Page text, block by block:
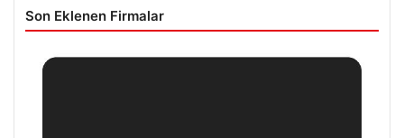
Son Eklenen Firmalar